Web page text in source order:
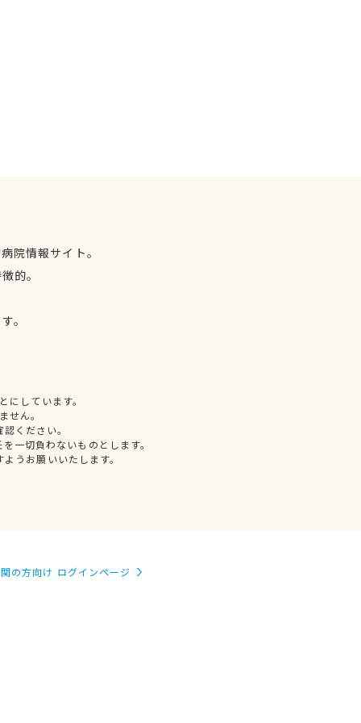
院情報サイト。
的。
。
しています。
せん。
ください。
一切負わないものとします。
うお願いいたします。
の方向け ログインページ